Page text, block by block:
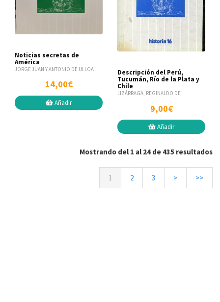
Noticias secretas de
América
JORGE JUAN Y ANTONIO DE ULLOA
14,00€
Añadir
Descripción del Perú,
Tucumán, Río de la Plata y
Chile
LIZÁRRAGA, REGINALDO DE
9,00€
Añadir
Mostrando del 1 al 24 de 435 resultados
1 2 3 > >>